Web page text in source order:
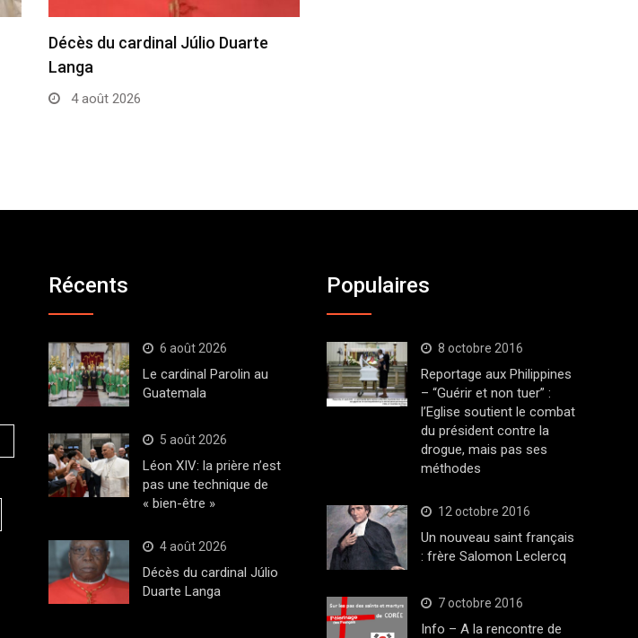
Décès du cardinal Júlio Duarte
Langa
4 août 2026
Récents
6 août 2026
Le cardinal Parolin au
Guatemala
5 août 2026
Léon XIV: la prière n’est
pas une technique de
« bien-être »
4 août 2026
Décès du cardinal Júlio
Duarte Langa
Populaires
8 octobre 2016
Reportage aux Philippines
– “Guérir et non tuer” :
l’Eglise soutient le combat
du président contre la
drogue, mais pas ses
méthodes
12 octobre 2016
Un nouveau saint français
: frère Salomon Leclercq
7 octobre 2016
Info – A la rencontre de